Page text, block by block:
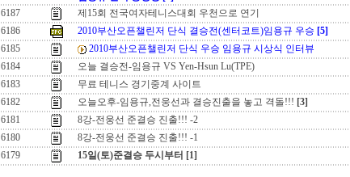
6187 제15회 전국여자테니스대회 우천으로 연기
6186
2010부산오픈챌린저 단식 결승전(센터코트)임용규 우승 [5]
6185
2010부산오픈챌린저 단식 우승 임용규 시상식 인터뷰
6184
오늘 결승전-임용규 VS Yen-Hsun Lu(TPE)
6183
무료 테니스 경기중계 사이트
6182
오늘오후-임용규,전웅선과 결승진출을 놓고 격돌!!! [3]
6181
8강-전웅선 준결승 진출!!! -2
6180
8강-전웅선 준결승 진출!!! -1
6179
15일(토)준결승 두시부터 [1]